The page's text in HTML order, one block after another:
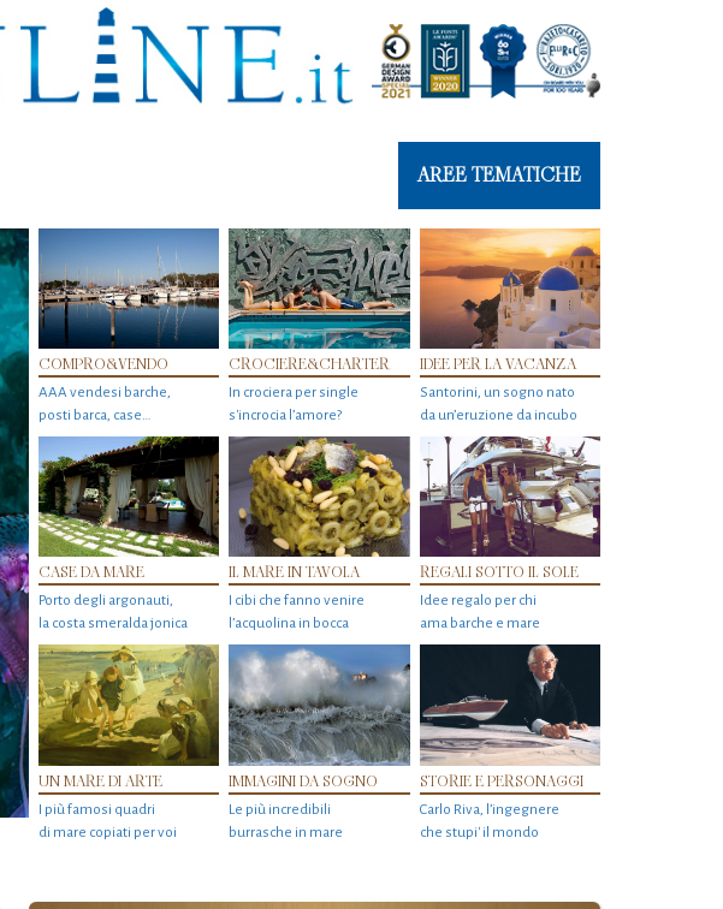
AREE TEMATICHE
COMPRO&VENDO
AAA vendesi barche,
posti barca, case…
CROCIERE&CHARTER
In crociera per single
s'incrocia l’amore?
IDEE PER LA VACANZA
Santorini, un sogno nato
da un’eruzione da incubo
CASE DA MARE
Porto degli argonauti,
la costa smeralda jonica
IL MARE IN TAVOLA
I cibi che fanno venire
l’acquolina in bocca
REGALI SOTTO IL SOLE
Idee regalo per chi
ama barche e mare
UN MARE DI ARTE
I più famosi quadri
di mare copiati per voi
IMMAGINI DA SOGNO
Le più incredibili
burrasche in mare
STORIE E PERSONAGGI
Carlo Riva, l’ingegnere
che stupi' il mondo